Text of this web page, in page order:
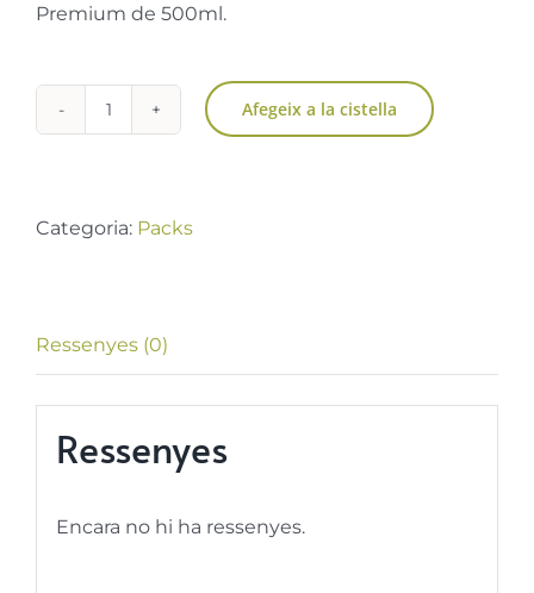
Premium de 500ml.
quantitat
PREMIUM
Afegeix a la cistella
Categoria: Packs
Ressenyes (0)
Ressenyes
Encara no hi ha ressenyes.